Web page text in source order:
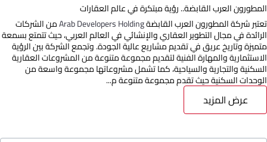
المطورون العرب القابضة.. رؤية مبتكرة في عالم العقارات
تعتبر شركة المطورون العرب القابضةArab Developers Holdingمن الشركات
الرائدة في مجال التطوير العقاري والإنشائي في العالم العربي، حيث تتمتع بسمعة
متميزة وتاريخ عريق في تقديم مشاريع عالية الجودة. وتجمع الشركة بين الرؤية
الاستثمارية والمهارة الفنية لتقديم مجموعة متنوعة من المشروعات العقارية
السكنية والتجارية والسياحية، كما تشمل مشروعاتها مجموعة واسعة من
الوحدات السكنية حيث تقدم مجموعة متنوعة م...
عرض المزيد